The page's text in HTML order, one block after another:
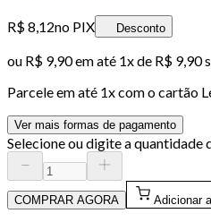
R$ 8,12no PIX Desconto
ou R$ 9,90em até 1x de R$ 9,90
Parcele em até 1x com o cartão
Ver mais formas de pagamento
Selecione ou digite a quantidade
COMPRAR AGORA Adicionar